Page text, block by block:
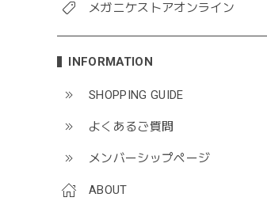
メガニケストアオンライン
INFORMATION
SHOPPING GUIDE
よくあるご質問
メンバーシップページ
ABOUT